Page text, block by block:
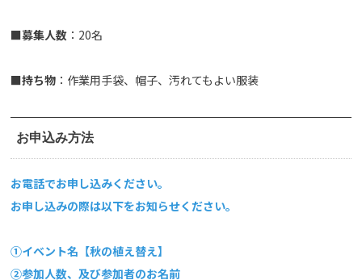
■募集人数 ：20名
■持ち物 ：作業用手袋、帽子、汚れてもよい服装
お申込み方法
お電話でお申し込みください。
お申し込みの際は以下をお知らせください。
①イベント名【秋の植え替え】
②参加人数、及び参加者のお名前